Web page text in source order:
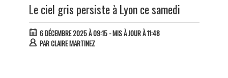
Le ciel gris persiste à Lyon ce samedi
6 DÉCEMBRE 2025 À 09:15- MIS À JOUR À 11:48
PARCLAIRE MARTINEZ